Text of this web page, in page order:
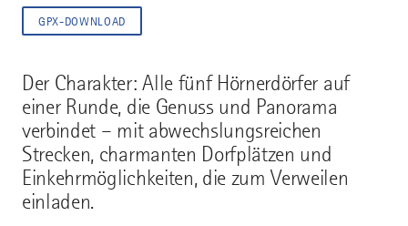
Der Charakter: Alle fünf Hörnerdörfer auf
einer Runde, die Genuss und Panorama
verbindet – mit abwechslungsreichen
Strecken, charmanten Dorfplätzen und
Einkehrmöglichkeiten, die zum Verweilen
einladen.
GPX-DOWNLOAD